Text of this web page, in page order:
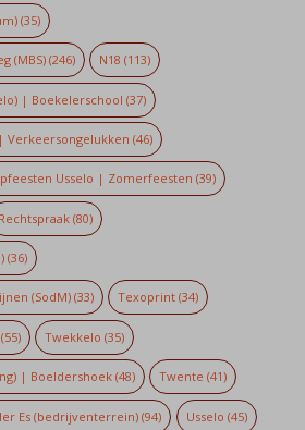
(35)
(MBS)(246) N18 (113)
| Boekelerschool (37)
Verkeersongelukken (46)
Usselo | Zomerfeesten (39)
Rechtspraak (80)
(36)
(SodM)(33) Texoprint (34)
Twekkelo (35)
| Boeldershoek(48) Twente (41)
Es (bedrijventerrein) (94) Usselo (45)